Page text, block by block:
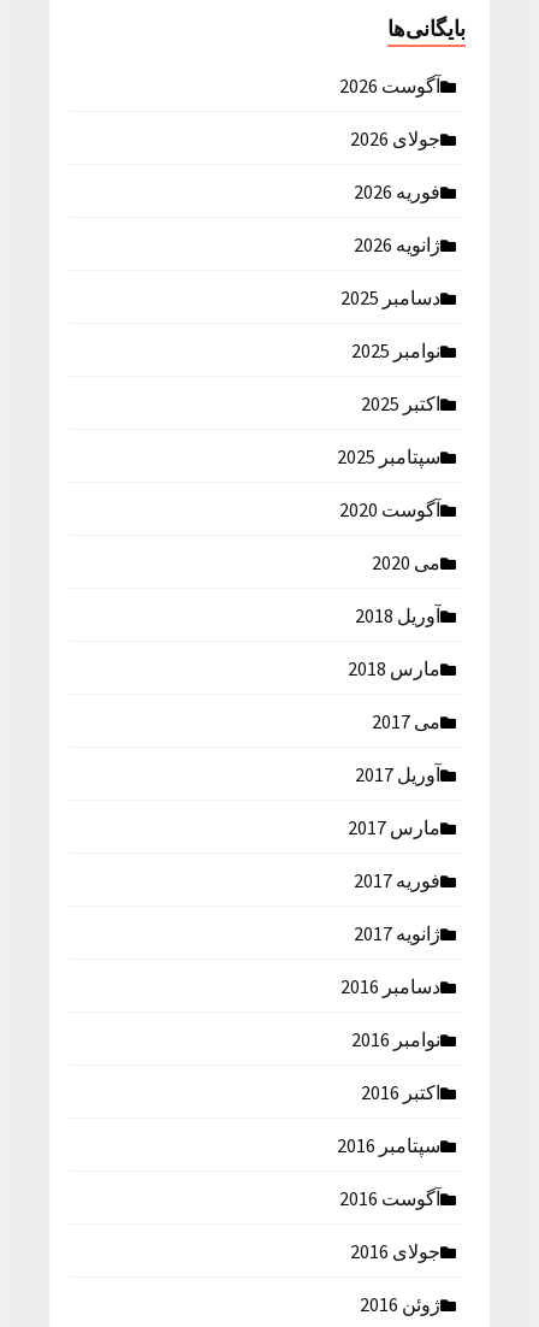
بایگانی‌ها
آگوست 2026
جولای 2026
فوریه 2026
ژانویه 2026
دسامبر 2025
نوامبر 2025
اکتبر 2025
سپتامبر 2025
آگوست 2020
می 2020
آوریل 2018
مارس 2018
می 2017
آوریل 2017
مارس 2017
فوریه 2017
ژانویه 2017
دسامبر 2016
نوامبر 2016
اکتبر 2016
سپتامبر 2016
آگوست 2016
جولای 2016
ژوئن 2016